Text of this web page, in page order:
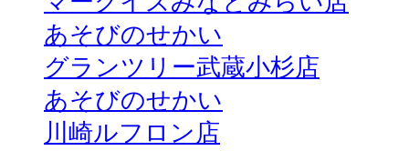
あそびのせかい
グランツリー武蔵小杉店
あそびのせかい
川崎ルフロン店